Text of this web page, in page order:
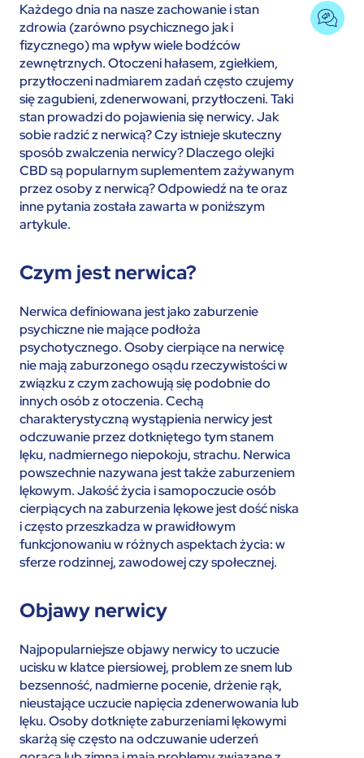
Każdego dnia na nasze zachowanie i stan
zdrowia (zarówno psychicznego jak i
fizycznego) ma wpływ wiele bodźców
zewnętrznych. Otoczeni hałasem, zgiełkiem,
przytłoczeni nadmiarem zadań często czujemy
się zagubieni, zdenerwowani, przytłoczeni. Taki
stan prowadzi do pojawienia się nerwicy. Jak
sobie radzić z nerwicą? Czy istnieje skuteczny
sposób zwalczenia nerwicy? Dlaczego olejki
CBD są popularnym suplementem zażywanym
przez osoby z nerwicą? Odpowiedź na te oraz
inne pytania została zawarta w poniższym
artykule.
Czym jest nerwica?
Nerwica definiowana jest jako zaburzenie
psychiczne nie mające podłoża
psychotycznego. Osoby cierpiące na nerwicę
nie mają zaburzonego osądu rzeczywistości w
związku z czym zachowują się podobnie do
innych osób z otoczenia. Cechą
charakterystyczną wystąpienia nerwicy jest
odczuwanie przez dotkniętego tym stanem
lęku, nadmiernego niepokoju, strachu. Nerwica
powszechnie nazywana jest także zaburzeniem
lękowym. Jakość życia i samopoczucie osób
cierpiących na zaburzenia lękowe jest dość niska
i często przeszkadza w prawidłowym
funkcjonowaniu w różnych aspektach życia: w
sferze rodzinnej, zawodowej czy społecznej.
Objawy nerwicy
Najpopularniejsze objawy nerwicy to uczucie
ucisku w klatce piersiowej, problem ze snem lub
bezsenność, nadmierne pocenie, drżenie rąk,
nieustające uczucie napięcia zdenerwowania lub
lęku. Osoby dotknięte zaburzeniami lękowymi
skarżą się często na odczuwanie uderzeń